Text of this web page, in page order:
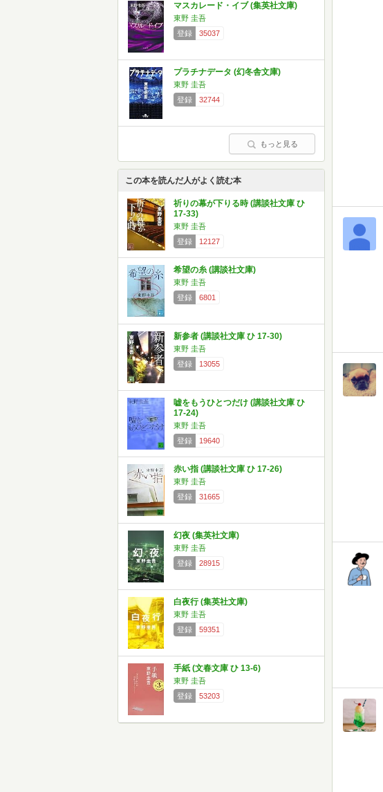
マスカレード・イブ (集英社文庫)
東野 圭吾
登録
35037
プラチナデータ (幻冬舎文庫)
東野 圭吾
登録
32744
もっと見る
この本を読んだ人がよく読む本
祈りの幕が下りる時 (講談社文庫 ひ
17-33)
東野 圭吾
登録
12127
希望の糸 (講談社文庫)
東野 圭吾
登録
6801
新参者 (講談社文庫 ひ 17-30)
東野 圭吾
登録
13055
嘘をもうひとつだけ (講談社文庫 ひ
17-24)
東野 圭吾
登録
19640
赤い指 (講談社文庫 ひ 17-26)
東野 圭吾
登録
31665
幻夜 (集英社文庫)
東野 圭吾
登録
28915
白夜行 (集英社文庫)
東野 圭吾
登録
59351
手紙 (文春文庫 ひ 13-6)
東野 圭吾
登録
53203